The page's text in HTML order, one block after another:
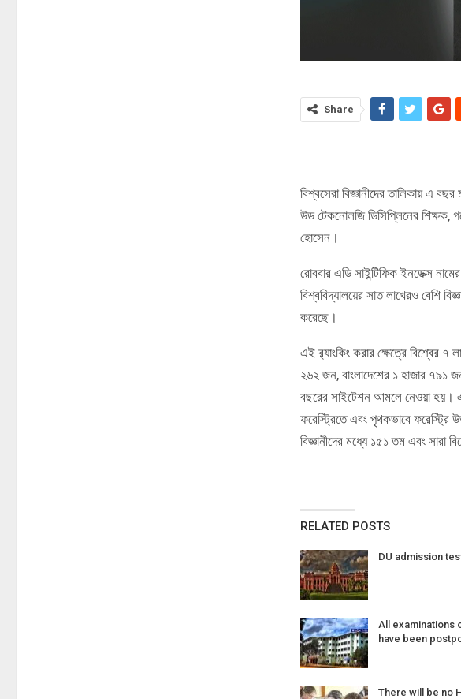
Share
বিশ্বসেরা বিজ্ঞানীদের তালিকায় এ
উড টেকনোলজি ডিসিপ্লিনের শিক্ষক,
হোসেন।
রোববার এডি সাইন্টিফিক ইনডেক্স
বিশ্ববিদ্যালয়ের সাত লাখেরও বেশি
করেছে।
এই র‌্যাংকিং করার ক্ষেত্রে বিশ্বের
২৬২ জন, বাংলাদেশের ১ হাজার ৭৯১
বছরের সাইটেশন আমলে নেওয়া হয়।
ফরেস্ট্রিতে এবং পৃথকভাবে ফরেস্ট্রি
বিজ্ঞানীদের মধ্যে ১৫১ তম এবং সারা
RELATED POSTS
DU admission
All examinations
have been
There will be no